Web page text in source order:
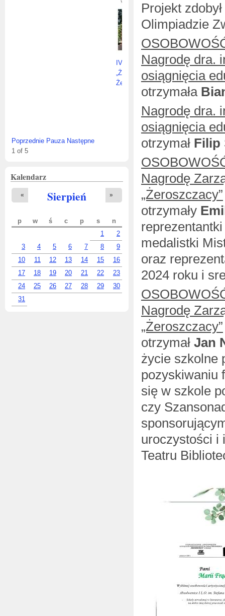
Poprzednie Pauza Następne
1 of 5
Kalendarz
Sierpień
« »
p w ś c p s
n
1
2
3
4 5 6 7 8
9
10
11 12 13 14 15
16
17
18 19 20 21 22
23
24
25 26 27 28 29
30
31
Projekt
Olimpiadzie
Nagrodę dra.
osiągnięcia
otrzymała
Nagrodę dra.
osiągnięcia
otrzymał Filip
Nagrodę
„Żeroszczacy”
otrzymały
medalistki
oraz
2024 roku i
Nagrodę
„Żeroszczacy”
otrzymał Jan
życie szkolne
pozyskiwaniu
się w szkole
czy
uroczystości i
Teatru